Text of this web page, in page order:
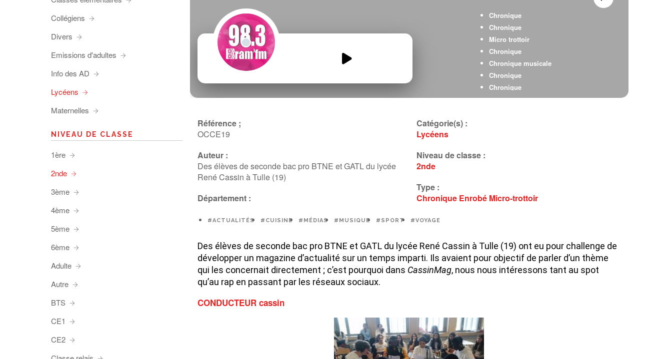
CASSIN-MAGAZINE-MAI.mp3
Chronique
Chronique
Micro trottoir
Chronique
Chronique musicale
Chronique
Chronique
Enrobé
Référence ;
OCCE19
Auteur :
Des élèves de seconde bac pro BTNE et GATL du lycée
René Cassin à Tulle (19)
Département :
Catégorie(s) :
Lycéens
Niveau de classe :
2nde
Type :
Chronique Enrobé Micro-trottoir
#ACTUALITÉS #CUISINE #MÉDIAS #MUSIQUE #SPORT #VOYAGE
Des élèves de seconde bac pro BTNE et GATL du lycée René Cassin à Tulle (19) ont eu pour challenge de
développer un magazine d’actualité sur un temps imparti. Ils avaient pour objectif de parler d’un thème
qui les concernait directement ; c’est pourquoi dans CassinMag, nous nous intéressons tant au spot
qu’au rap en passant par les réseaux sociaux.
CONDUCTEUR cassin
Collégiens
Divers
Emissions d'adultes
Info des AD
Lycéens
Maternelles
NIVEAU DE CLASSE
1ère
2nde
3ème
4ème
5ème
6ème
Adulte
Autre
BTS
CE1
CE2